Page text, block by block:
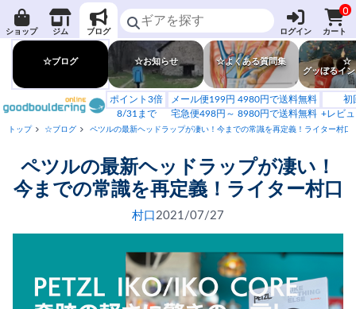
ショップ ジム ブログ ログイン
0
カート
☆ブログ ☆お知らせ ☆よくある質問集
☆
グッぼるイ
ポイント3倍
8/31まで
メール便199円 4980円で送料無料
宅急便498円～ 8980円で送料無料
初
+レビ
トップ ☆ブログ ペツルの最新ヘッドラップが凄い！今までの常識を再定義！ライター村口
ペツルの最新ヘッドラップが凄い！
今までの常識を再定義！ライター村口
村口 2021/07/27